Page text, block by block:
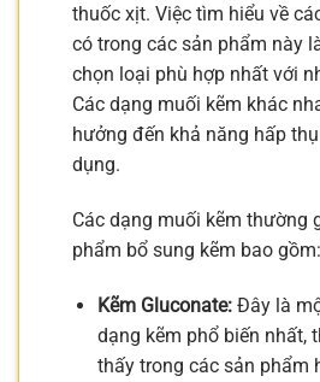
thuốc xịt. Việc tìm hiểu về
có trong các sản phẩm này
chọn loại phù hợp nhất với
Các dạng muối kẽm khác
hưởng đến khả năng hấp
dụng.
Các dạng muối kẽm thường
phẩm bổ sung kẽm bao gồm:
Kẽm Gluconate:Đây là
dạng kẽm phổ biến nhất,
thấy trong các sản phẩm